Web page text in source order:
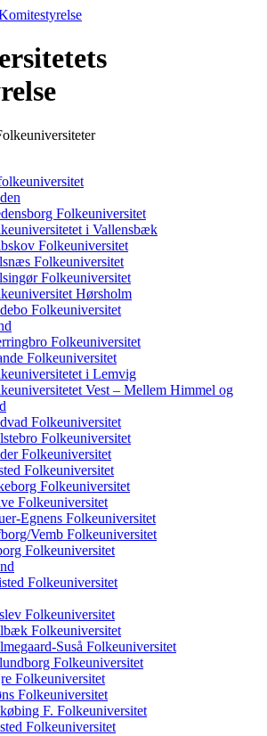
Folkeuniversitet
i Vallensbæk
Folkeuniversitet
Folkeuniversitet
Folkeuniversitet
Hørsholm
Folkeuniversitet
Folkeuniversitet
Folkeuniversitet
i Lemvig
Vest – Mellem Himmel og
Folkeuniversitet
Folkeuniversitet
Folkeuniversitet
Folkeuniversitet
Folkeuniversitet
Folkeuniversitet
Egnens Folkeuniversitet
Vemb Folkeuniversitet
Folkeuniversitet
Folkeuniversitet
Folkeuniversitet
Folkeuniversitet
Suså Folkeuniversitet
Folkeuniversitet
Folkeuniversitet
Folkeuniversitet
F. Folkeuniversitet
Folkeuniversitet